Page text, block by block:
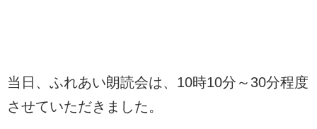
当日、ふれあい朗読会は、10時10分～30分程度
させていただきました。